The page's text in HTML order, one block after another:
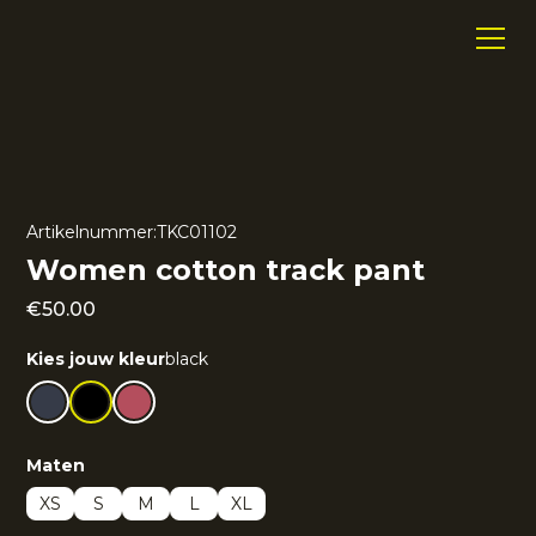
Artikelnummer:TKC01102
Women cotton track pant
€50.00
Kies jouw kleurblack
Maten
XS
S M L XL